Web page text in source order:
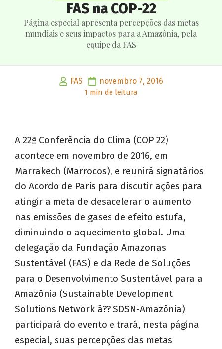
FAS na COP-22
Página especial apresenta percepções das metas
mundiais e seus impactos para a Amazônia, pela
equipe da FAS
FAS novembro 7, 2016
1 min de leitura
A 22ª Conferência do Clima (COP 22)
acontece em novembro de 2016, em
Marrakech (Marrocos), e reunirá signatários
do Acordo de Paris para discutir ações para
atingir a meta de desacelerar o aumento
nas emissões de gases de efeito estufa,
diminuindo o aquecimento global. Uma
delegação da Fundação Amazonas
Sustentável (FAS) e da Rede de Soluções
para o Desenvolvimento Sustentável para a
Amazônia (Sustainable Development
Solutions Network â?? SDSN-Amazônia)
participará do evento e trará, nesta página
especial, suas percepções das metas